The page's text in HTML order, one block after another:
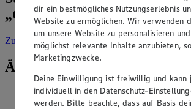
„Getränke“
Zur Suche vorgefiltert nach Kategorie: Getränke
Ähnliche Inhalte
Wie lange ist Wasser haltbar?
dir ein bestmögliches Nutzungserlebnis
Website zu ermöglichen. Wir verwenden
um unsere Website zu personalisieren
möglichst relevante Inhalte anzubieten,
Marketingzwecke.
Deine Einwilligung ist freiwillig und kann
individuell in den Datenschutz-
werden. Bitte beachte, dass auf Basis